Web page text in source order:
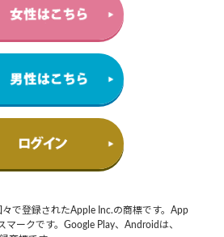
で登録されたApple Inc.の商標です。App
マークです。Google Play、Androidは、